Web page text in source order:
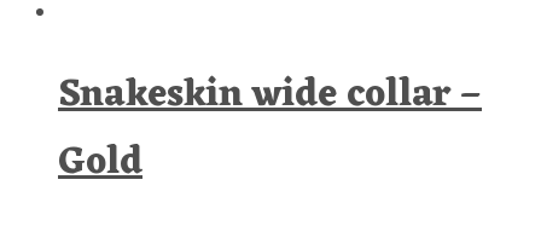
Snakeskin wide collar –
Gold